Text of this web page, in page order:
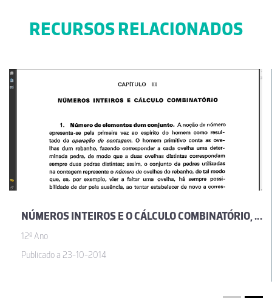
RECURSOS RELACIONADOS
NÚMEROS INTEIROS E O CÁLCULO COMBINATÓRIO, POR JOSÉ SEBASTIÃO E SILVA
12º Ano
Publicado a 23-10-2014